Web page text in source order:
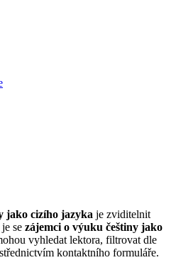
jako cizího jazyka je zviditelnit
se zájemci o výuku češtiny jako
vyhledat lektora, filtrovat dle
kontaktního formuláře.